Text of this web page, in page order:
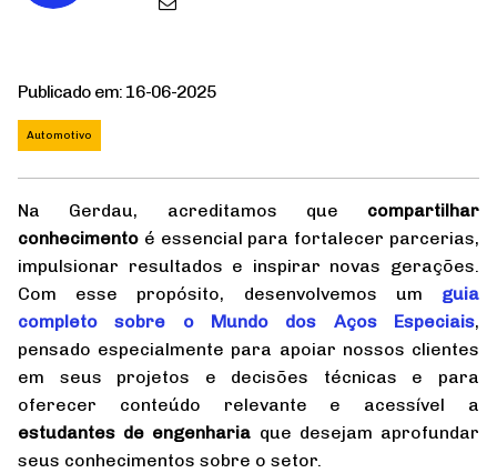
Publicado em: 16-06-2025
Automotivo
Na Gerdau, acreditamos que compartilhar
conhecimento é essencial para fortalecer parcerias,
impulsionar resultados e inspirar novas gerações.
Com esse propósito, desenvolvemos um guia
completo sobre o Mundo dos Aços Especiais,
pensado especialmente para apoiar nossos clientes
em seus projetos e decisões técnicas e para
oferecer conteúdo relevante e acessível a
estudantes de engenharia que desejam aprofundar
seus conhecimentos sobre o setor.